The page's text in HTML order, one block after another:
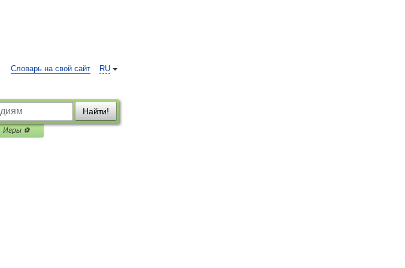
RU
Словарь на свой сайт
Найти!
Игры ⚽